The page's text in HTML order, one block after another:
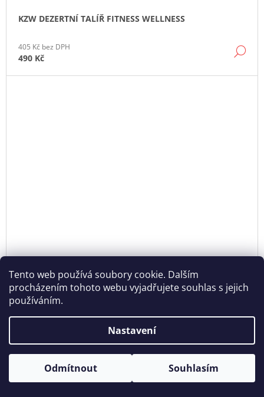
Tento web používá soubory cookie. Dalším
procházením tohoto webu vyjadřujete souhlas s jejich
používáním.
Nastavení
Odmítnout Souhlasím
Otevírací doba: Úterý - Neděle 11:00 - 19:00 ⎮ Pátek 6.8. - Neděle
KZW DEZERTNÍ TALÍŘ FITNESS WELLNESS
405 Kč bez DPH
490 Kč
KZW DEZERTNÍ TALÍŘ KUŘECÍ SUPREME